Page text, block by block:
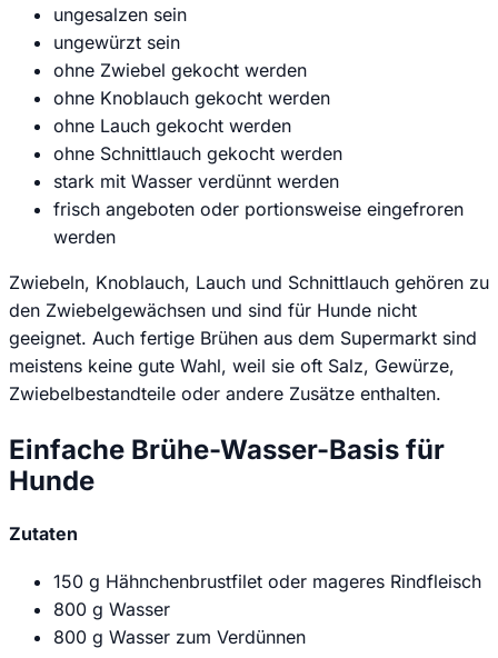
ungesalzen sein
ungewürzt sein
ohne Zwiebel gekocht werden
ohne Knoblauch gekocht werden
ohne Lauch gekocht werden
ohne Schnittlauch gekocht werden
stark mit Wasser verdünnt werden
frisch angeboten oder portionsweise eingefroren
werden
Zwiebeln, Knoblauch, Lauch und Schnittlauch gehören zu
den Zwiebelgewächsen und sind für Hunde nicht
geeignet. Auch fertige Brühen aus dem Supermarkt sind
meistens keine gute Wahl, weil sie oft Salz, Gewürze,
Zwiebelbestandteile oder andere Zusätze enthalten.
Einfache Brühe-Wasser-Basis für
Hunde
Zutaten
150 g Hähnchenbrustfilet oder mageres Rindfleisch
800 g Wasser
800 g Wasser zum Verdünnen